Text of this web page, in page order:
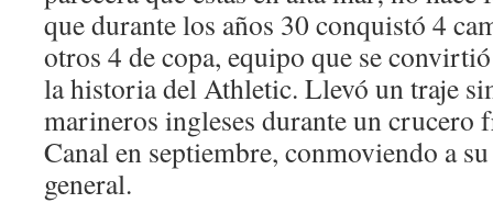
que durante los años 30 conquistó 4
otros 4 de copa, equipo que se
la historia del Athletic. Llevó un traje
marineros ingleses durante un crucero
Canal en septiembre, conmoviendo a
general.